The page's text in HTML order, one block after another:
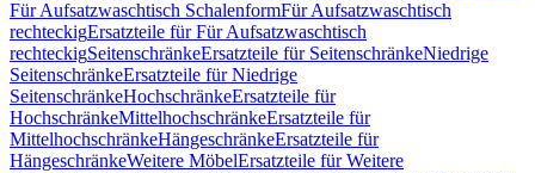
Für Aufsatzwaschtisch SchalenformFür Aufsatzwaschtisch
rechteckigErsatzteile für Für Aufsatzwaschtisch
rechteckigSeitenschränkeErsatzteile für SeitenschränkeNiedrige
SeitenschränkeErsatzteile für Niedrige
SeitenschränkeHochschränkeErsatzteile für
HochschränkeMittelhochschränkeErsatzteile für
MittelhochschränkeHängeschränkeErsatzteile für
HängeschränkeWeitere MöbelErsatzteile für Weitere